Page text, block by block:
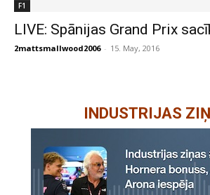
F1
LIVE: Spānijas Grand Prix
2mattsmallwood2006 - 15. May, 2016
INDUSTRIJAS